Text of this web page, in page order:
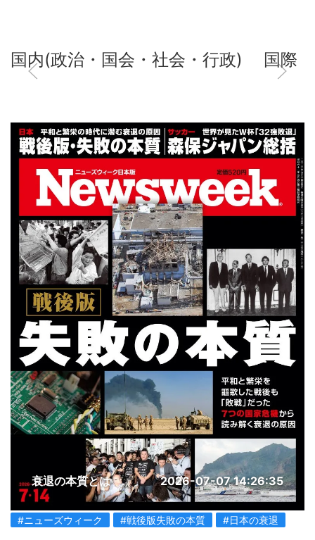
国内(政治・国会・社会・行政) 国際
衰退の本質とは 2026-07-07 14:26:35
#ニューズウィーク #戦後版失敗の本質 #日本の衰退